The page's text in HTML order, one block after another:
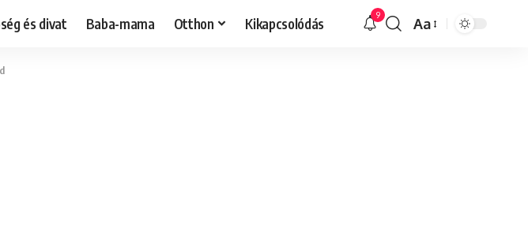
és divat Baba-mama Otthon Kikapcsolódás 9
Font
Aa